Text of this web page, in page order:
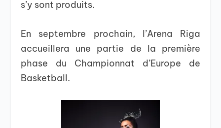
s’y sont produits.
En septembre prochain, l’Arena Riga
accueillera une partie de la première
phase du Championnat d’Europe de
Basketball.